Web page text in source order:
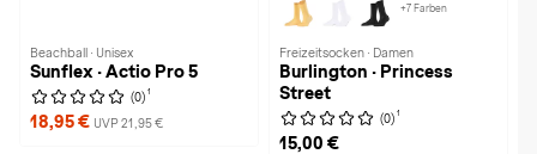
Beachball · Unisex
Sunflex · Actio Pro 5
(0) 1
18,95 € UVP 21,95 €
+7 Farben
Freizeitsocken · Damen
Burlington · Princess
Street
(0) 1
15,00 €